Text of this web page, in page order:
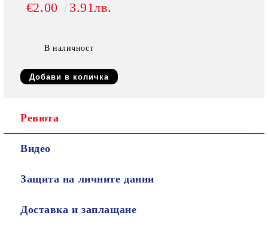
€2.00 3.91лв.
В наличност
Ревюта
Видео
Защита на личните данни
Доставка и заплащане